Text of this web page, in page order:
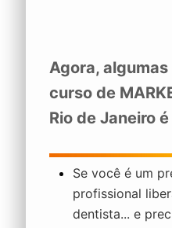
Agora,
curso de
Rio de Janeiro
Se você é um
profissional
dentista... e